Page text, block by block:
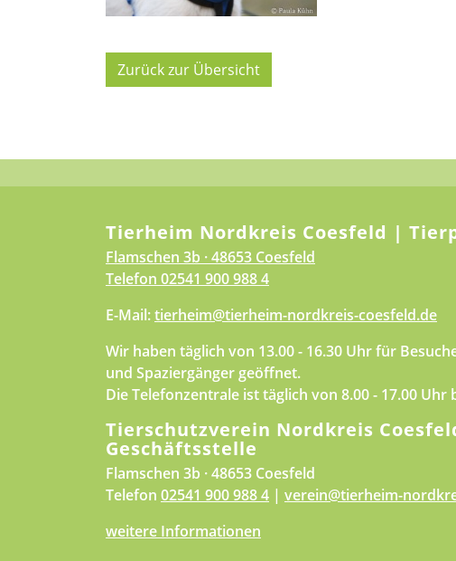
Zurück zur Übersicht
Tierheim Nordkreis Coesfeld |
Flamschen 3b · 48653 Coesfeld
Telefon 02541 900 988 4
E-Mail:tierheim@tierheim-nordkreis-coesfeld.de
Wir haben täglich von 13.00 - 16.30 Uhr für
und Spaziergänger geöffnet.
Die Telefonzentrale ist täglich von 8.00 - 17.00 Uhr
Tierschutzverein Nordkreis
Geschäftsstelle
Flamschen 3b · 48653 Coesfeld
Telefon 02541 900 988 4 | verein@tierheim-
weitere Informationen